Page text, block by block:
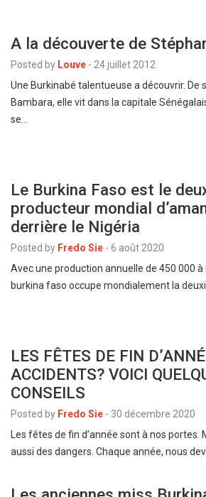
A la découverte de
Posted by Louve - 24 juillet 2012
Une Burkinabé talentueuse a découvrir. De
Bambara, elle vit dans la capitale
se…
Le Burkina Faso est le
producteur mondial
derrière le Nigéria
Posted by Fredo Sie - 6 août 2020
Avec une production annuelle de 450 000 à
burkina faso occupe mondialement la
LES FÊTES DE FIN
ACCIDENTS? VOICI
CONSEILS
Posted by Fredo Sie - 30 décembre 2020
Les fêtes de fin d’année sont à nos portes.
aussi des dangers. Chaque année, nous